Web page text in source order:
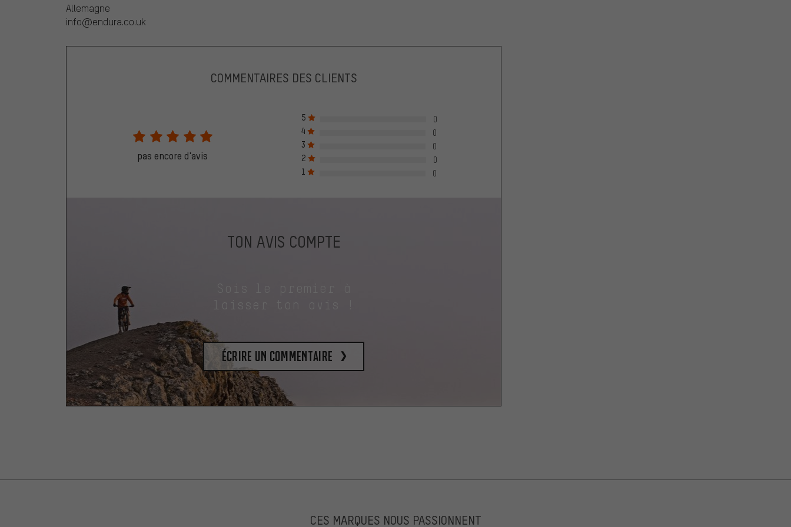
Allemagne
info@endura.co.uk
COMMENTAIRES DES CLIENTS
pas encore d'avis
5
0
4
0
3
0
2
0
1
0
TON AVIS COMPTE
laisser ton avis !
Écrire un commentaire
CES MARQUES NOUS PASSIONNENT